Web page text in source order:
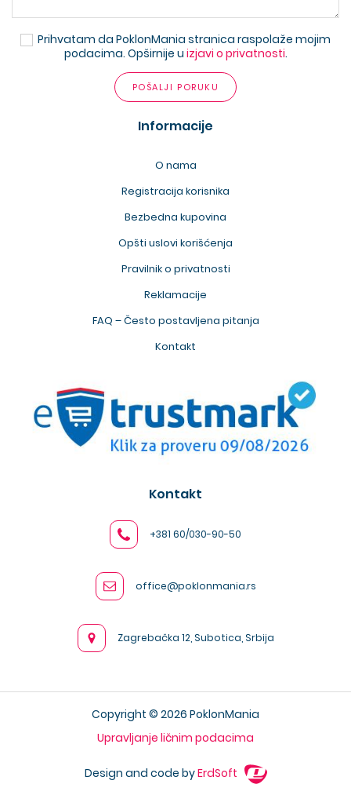
Prihvatam da PoklonMania stranica raspolaže mojim
podacima. Opširnije u izjavi o privatnosti.
POŠALJI PORUKU
Informacije
O nama
Registracija korisnika
Bezbedna kupovina
Opšti uslovi korišćenja
Pravilnik o privatnosti
Reklamacije
FAQ – Često postavljena pitanja
Kontakt
Kontakt
+381 60/030-90-50
office@poklonmania.rs
Zagrebačka 12, Subotica, Srbija
Copyright © 2026 PoklonMania
Upravljanje ličnim podacima
Design and code byErdSoft